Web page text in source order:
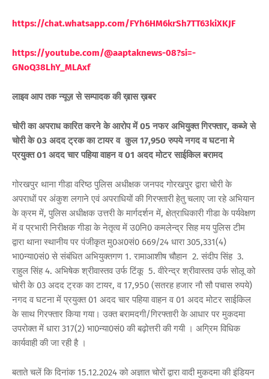
https://chat.whatsapp.com/FYh6HM6krSh7TT63kiXKJF
https://youtube.com/@aaptaknews-08?si=-
GNoQ38LhY_MLAxf
लाइव आप तक न्यूज़ से सम्पादक की ख़ास ख़बर
चोरी का अपराध कारित करने के आरोप में 05 नफर अभियुक्त गिरफ्तार, कब्जे से
चोरी के 03 अदद ट्रक का टायर व कुल 17,950 रुपये नगद व घटना मे
प्रयुक्त 01 अदद चार पहिया वाहन व 01 अदद मोटर साईकिल बरामद
गोरखपुर थाना गीडा वरिष्ठ पुलिस अधीक्षक जनपद गोरखपुर द्वारा चोरी के
अपराधों पर अंकुश लगाने एवं अपराधियों की गिरफ्तारी हेतु चलाए जा रहे अभियान
के क्रम में, पुलिस अधीक्षक उत्तरी के मार्गदर्शन में, क्षेत्राधिकारी गीडा के पर्यवेक्षण
में व प्रभारी निरीक्षक गीडा के नेतृत्व में उ0नि0 कमलेन्द्र सिह मय पुलिस टीम
द्वारा थाना स्थानीय पर पंजीकृत मु0अ0सं0 669/24 धारा 305,331(4)
भा0न्या0सं0 से संबंधित अभियुक्तगण 1. रामाआशीष चौहान 2. संदीप सिंह 3.
राहुल सिंह 4. अभिषेक श्रीवास्तव उर्फ टिंकू 5. वीरेन्द्र श्रीवास्तव उर्फ सोलू को
चोरी के 03 अदद ट्रक का टायर, व 17,950 (सतरह हजार नौ सौ पचास रुपये)
नगद व घटना में प्रयुक्त 01 अदद चार पहिया वाहन व 01 अदद मोटर साईकिल
के साथ गिरफ्तार किया गया। उक्त बरामदगी/गिरफ्तारी के आधार पर मुकदमा
उपरोक्त में धारा 317(2) भा0न्या0सं0 की बढ़ोत्तरी की गयी । अग्रिम विधिक
कार्यवाही की जा रही है ।
बताते चलें कि दिनांक 15.12.2024 को अज्ञात चोरों द्वारा वादी मुकदमा की इंडियन